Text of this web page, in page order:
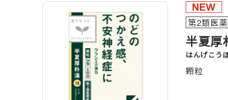
第2類医
半夏厚
はんげこう
顆粒